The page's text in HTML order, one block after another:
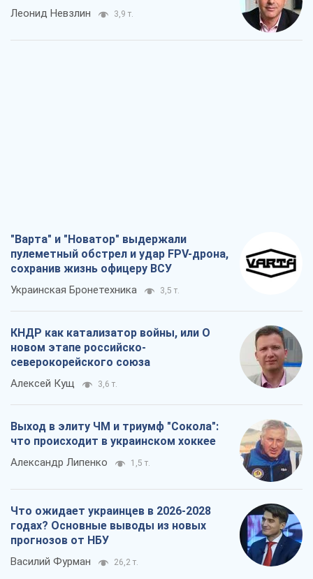
Леонид Невзлин 3,9 т.
"Варта" и "Новатор" выдержали
пулеметный обстрел и удар FPV-дрона,
сохранив жизнь офицеру ВСУ
Украинская Бронетехника 3,5 т.
КНДР как катализатор войны, или О
новом этапе российско-
северокорейского союза
Алексей Кущ 3,6 т.
Выход в элиту ЧМ и триумф "Сокола":
что происходит в украинском хоккее
Александр Липенко 1,5 т.
Что ожидает украинцев в 2026-2028
годах? Основные выводы из новых
прогнозов от НБУ
Василий Фурман 26,2 т.